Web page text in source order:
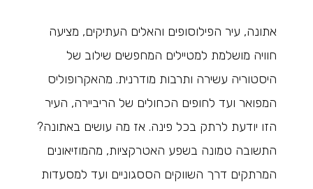
אתונה, עיר הפילוסופים והאלים העתיקים, מציעה
חוויה מושלמת למטיילים המחפשים שילוב של
היסטוריה עשירה ותרבות מודרנית. מהאקרופוליס
המפואר ועד לחופים הכחולים של הריביירה, העיר
הזו יודעת לרתק בכל פינה. אז מה עושים באתונה?
התשובה טמונה בשפע האטרקציות, מהמוזיאונים
המרתקים דרך השווקים הססגוניים ועד למסעדות